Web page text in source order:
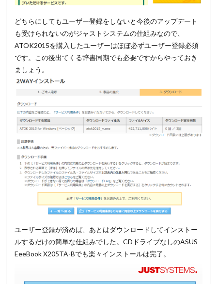
どちらにしてもユーザー登録をしないと今後のアップデート
も受けられないのがジャストシステムの仕組みなので、
ATOK2015を購入したユーザーはほぼ必ずユーザー登録必須
です。この後出てくる辞書同期でも必要ですからやっておき
ましょう。
ユーザー登録が済めば、あとはダウンロードしてインストー
ルするだけの簡単な仕組みでした。CDドライブなしのASUS
EeeBook X205TA-Bでも楽々インストールは完了。